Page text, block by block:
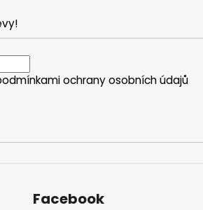
ochrany osobních údajů
Facebook